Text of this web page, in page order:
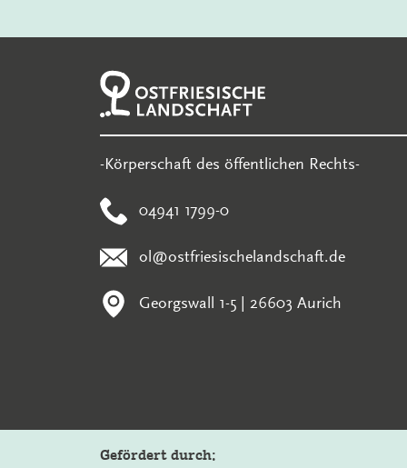
-Körperschaft des öffentlichen Rechts-
04941 1799-0
ol@ostfriesischelandschaft.de
Georgswall 1-5 | 26603 Aurich
Gefördert durch: